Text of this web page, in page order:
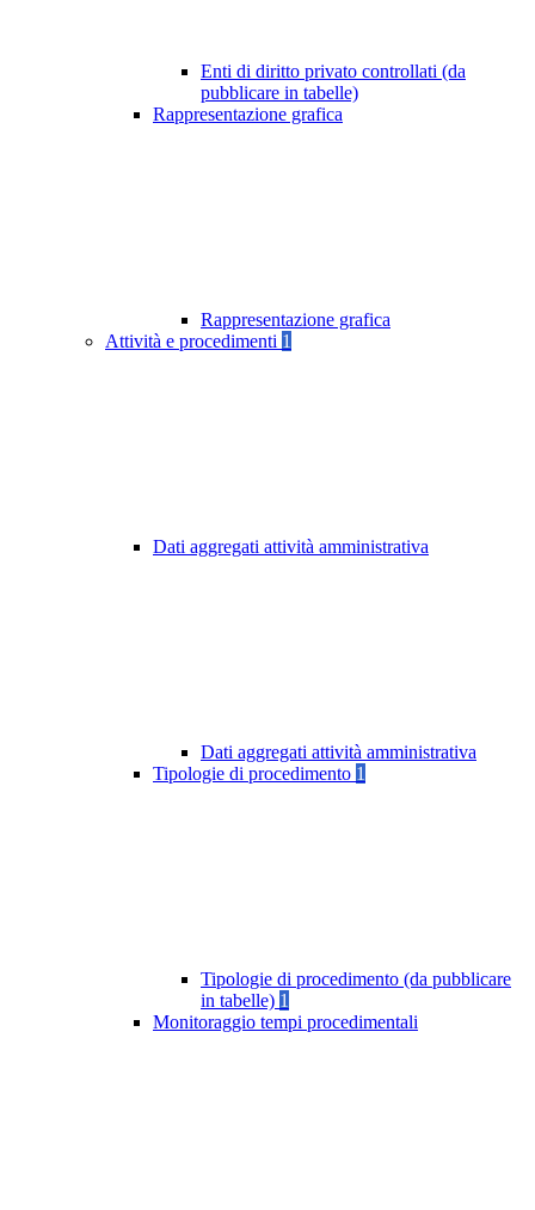
Enti di diritto privato controllati (da
pubblicare in tabelle)
Rappresentazione grafica
Rappresentazione grafica
Attività e procedimenti 1
Dati aggregati attività amministrativa
Dati aggregati attività amministrativa
Tipologie di procedimento 1
Tipologie di procedimento (da pubblicare
in tabelle) 1
Monitoraggio tempi procedimentali